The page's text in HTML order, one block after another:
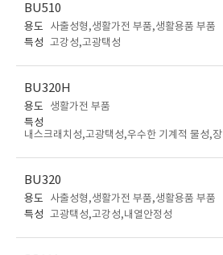
BU510
용도
사출성형,생활가전 부품,생활용품 부품
특성 고강성,고광택성
BU320H
용도
생활가전 부품
특성
내스크래치성,고광택성,우수한 기계적 물성,
BU320
용도
사출성형,생활가전 부품,생활용품 부품
특성 고광택성,고강성,내열안정성